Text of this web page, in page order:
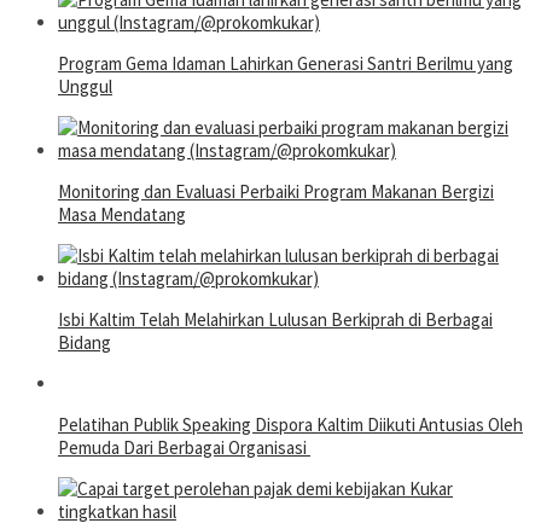
Program Gema Idaman Lahirkan Generasi Santri Berilmu yang
Unggul
Monitoring dan Evaluasi Perbaiki Program Makanan Bergizi
Masa Mendatang
Isbi Kaltim Telah Melahirkan Lulusan Berkiprah di Berbagai
Bidang
Pelatihan Publik Speaking Dispora Kaltim Diikuti Antusias Oleh
Pemuda Dari Berbagai Organisasi